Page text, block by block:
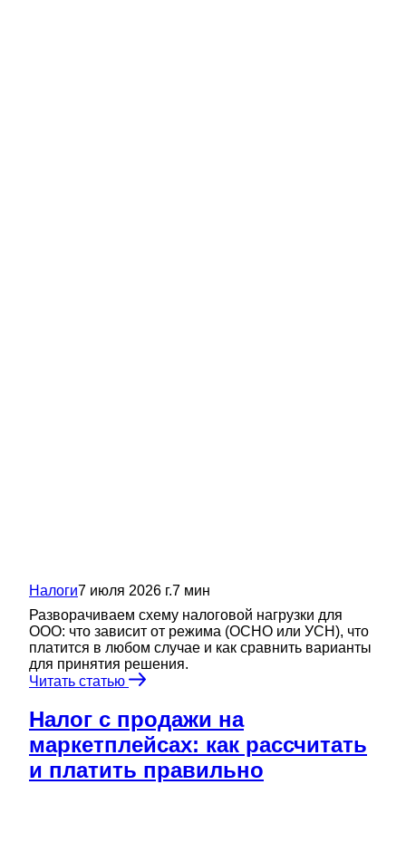
Налоги7 июля 2026 г.7 мин
Разворачиваем схему налоговой нагрузки для
ООО: что зависит от режима (ОСНО или УСН), что
платится в любом случае и как сравнить варианты
для принятия решения.
Читать статью
Налог с продажи на
маркетплейсах: как рассчитать
и платить правильно